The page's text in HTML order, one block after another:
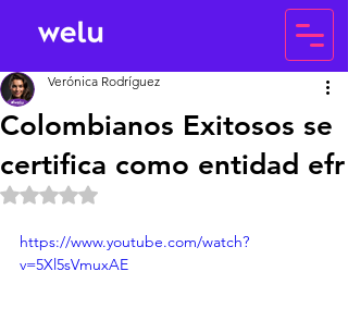
Colombianos Exitosos se
certifica como entidad efr
Verónica Rodríguez
Obtuvo NaN de 5 estrellas.
https://www.youtube.com/watch?
v=5Xl5sVmuxAE